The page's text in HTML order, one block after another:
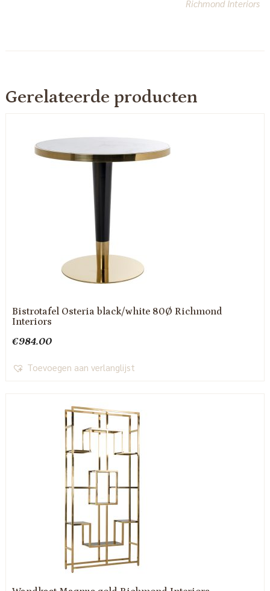
Richmond Interiors
Gerelateerde producten
Bistrotafel Osteria black/white 80Ø Richmond
Interiors
€984.00
Toevoegen aan verlanglijst